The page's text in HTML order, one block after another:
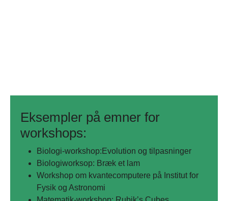
Eksempler på emner for
workshops:
Biologi-workshop:Evolution og tilpasninger
Biologiworksop: Bræk et lam
Workshop om kvantecomputere på Institut for
Fysik og Astronomi